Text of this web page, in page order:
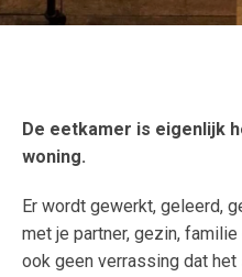
De eetkamer is eigenlijk
woning.
Er wordt gewerkt, geleerd,
met je partner, gezin,
ook geen verrassing dat